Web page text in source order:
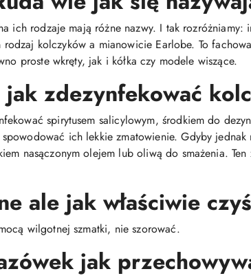
ich rodzaje mają różne nazwy. I tak
kolczyków a mianowicie Earlobe. To
proste wkręty, jak i kółka czy modele wiszące.
zdezynfekować
spirytusem salicylowym, środkiem do
ich lekkie zmatowienie. Gdyby jednak
nasączonym olejem lub oliwą do smażenia.
ale jak właściwie
wilgotnej szmatki, nie szorować.
jak